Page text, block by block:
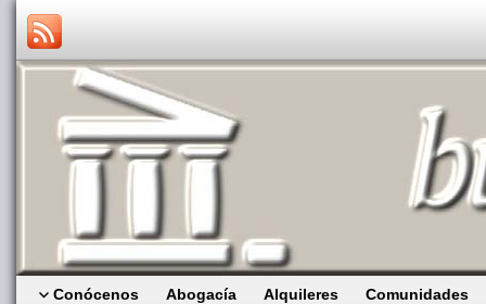
Conócenos Abogacía Alquileres Comunidades